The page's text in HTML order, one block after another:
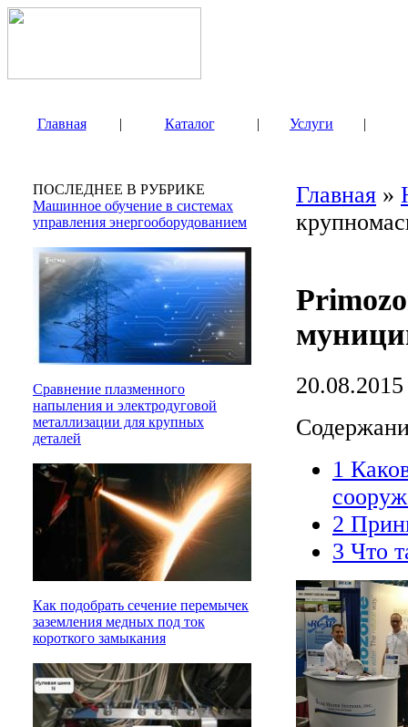
Главная | Каталог | Услуги |
ПОСЛЕДНЕЕ В РУБРИКЕ
Машинное обучение в системах
управления энергооборудованием
Сравнение плазменного
напыления и электродуговой
металлизации для крупных
деталей
Как подобрать сечение перемычек
заземления медных под ток
короткого замыкания
Главная »
20.08.2015
1
2
3 Что